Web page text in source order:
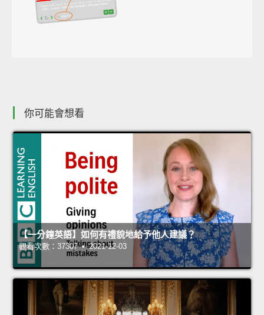
你可能會想看
【一分鐘英語】如何有禮貌地給予他人建議？
觀看次數：37307 • 2021-12-03